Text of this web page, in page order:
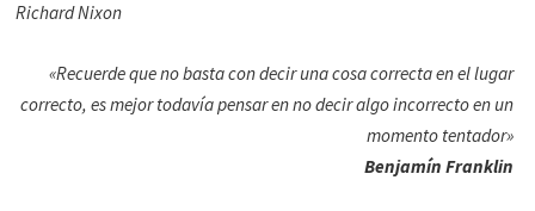
Richard Nixon
«Recuerde que no basta con decir una cosa correcta en el lugar
correcto, es mejor todavía pensar en no decir algo incorrecto en un
momento tentador»
Benjamín Franklin